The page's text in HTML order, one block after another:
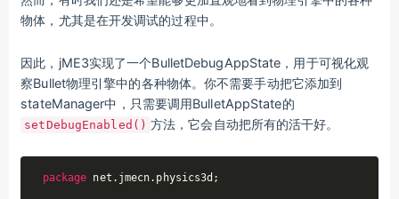
物体，尤其是在开发调试的过程中。
因此，jME3实现了一个BulletDebugAppState，用于可视化观
察Bullet物理引擎中的各种物体。你不需要手动把它添加到
stateManager中，只需要调用BulletAppState的
setDebugEnabled() 方法，它会自动把所有的活干好。
package net.jmecn.physics3d;